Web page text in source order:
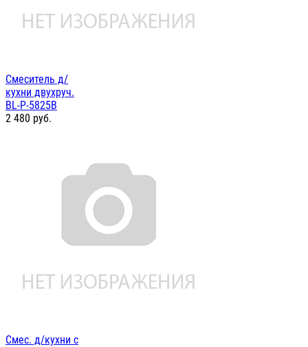
Смеситель д/
кухни двухруч.
BL-P-5825B
2 480 руб.
Смес. д/кухни с